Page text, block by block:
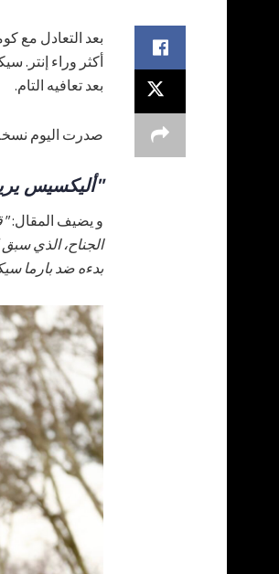
بعد التعادل مع
أكثر وراء إنتر.
بعد تعافيه التام.
صدرت اليوم
"أليكسيس
و يضيف المقال:
الجناح، الذي
بدءه ضد بارما